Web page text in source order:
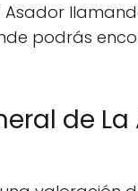
podrás
de